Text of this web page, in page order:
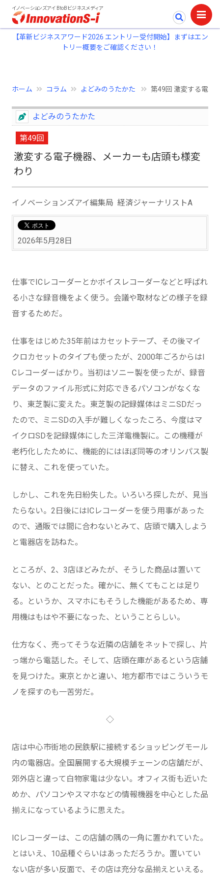
イノベーションズアイ BtoBビジネスメディア
【革新ビジネスアワード2026 エントリー受付開始】まずはエン
トリー概要をご確認ください！
ホーム コラム よどみのうたかた 第49回 激変する電子
よどみのうたかた
第49回
激変する電子機器、メーカーも店頭も様変
わり
イノベーションズアイ編集局 経済ジャーナリストA
2026年5月28日
仕事でICレコーダーとかボイスレコーダーなどと呼ばれ
る小さな録音機をよく使う。会議や取材などの様子を録
音するためだ。
仕事をはじめた35年前はカセットテープ、その後マイ
クロカセットのタイプも使ったが、2000年ごろからはI
Cレコーダーばかり。当初はソニー製を使ったが、録音
データのファイル形式に対応できるパソコンがなくな
り、東芝製に変えた。東芝製の記録媒体はミニSDだっ
たので、ミニSDの入手が難しくなったころ、今度はマ
イクロSDを記録媒体にした三洋電機製に。この機種が
老朽化したために、機能的にはほぼ同等のオリンパス製
に替え、これを使っていた。
しかし、これを先日紛失した。いろいろ探したが、見当
たらない。2日後にはICレコーダーを使う用事があった
ので、通販では間に合わないとみて、店頭で購入しよう
と電器店を訪ねた。
ところが、2、3店ほどみたが、そうした商品は置いて
ない、とのことだった。確かに、無くてもことは足り
る。というか、スマホにもそうした機能があるため、専
用機はもはや不要になった、ということらしい。
仕方なく、売ってそうな近隣の店舗をネットで探し、片
っ端から電話した。そして、店頭在庫があるという店舗
を見つけた。東京とかと違い、地方都市ではこういうモ
ノを探すのも一苦労だ。
◇
店は中心市街地の民鉄駅に接続するショッピングモール
内の電器店。全国展開する大規模チェーンの店舗だが、
郊外店と違って白物家電は少ない。オフィス街も近いた
めか、パソコンやスマホなどの情報機器を中心とした品
揃えになっているように思えた。
ICレコーダーは、この店舗の隅の一角に置かれていた。
とはいえ、10品種ぐらいはあっただろうか。置いてい
ない店が多い反面で、その店は充分な品揃えといえる。